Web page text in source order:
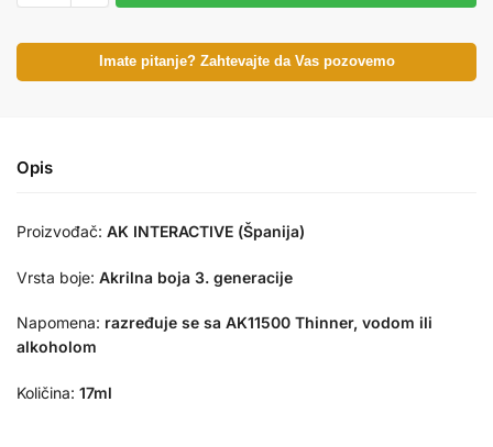
Imate pitanje? Zahtevajte da Vas pozovemo
Opis
Proizvođač: AK INTERACTIVE (Španija)
Vrsta boje: Akrilna boja 3. generacije
Napomena: razređuje se sa AK11500 Thinner, vodom ili
alkoholom
Količina: 17ml